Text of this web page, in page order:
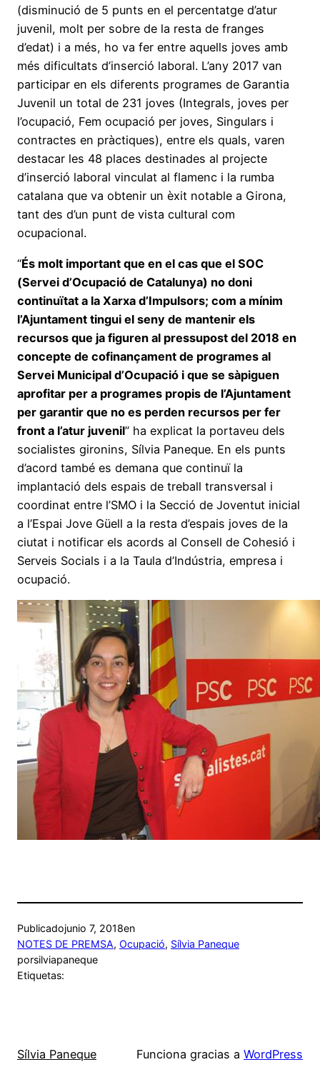
(disminució de 5 punts en el percentatge d’atur
juvenil, molt per sobre de la resta de franges
d’edat) i a més, ho va fer entre aquells joves amb
més dificultats d’inserció laboral. L’any 2017 van
participar en els diferents programes de Garantia
Juvenil un total de 231 joves (Integrals, joves per
l’ocupació, Fem ocupació per joves, Singulars i
contractes en pràctiques), entre els quals, varen
destacar les 48 places destinades al projecte
d’inserció laboral vinculat al flamenc i la rumba
catalana que va obtenir un èxit notable a Girona,
tant des d’un punt de vista cultural com
ocupacional.
“És molt important que en el cas que el SOC
(Servei d’Ocupació de Catalunya) no doni
continuïtat a la Xarxa d’Impulsors; com a mínim
l’Ajuntament tingui el seny de mantenir els
recursos que ja figuren al pressupost del 2018 en
concepte de cofinançament de programes al
Servei Municipal d’Ocupació i que se sàpiguen
aprofitar per a programes propis de l’Ajuntament
per garantir que no es perden recursos per fer
front a l’atur juvenil” ha explicat la portaveu dels
socialistes gironins, Sílvia Paneque. En els punts
d’acord també es demana que continuï la
implantació dels espais de treball transversal i
coordinat entre l’SMO i la Secció de Joventut inicial
a l’Espai Jove Güell a la resta d’espais joves de la
ciutat i notificar els acords al Consell de Cohesió i
Serveis Socials i a la Taula d’Indústria, empresa i
ocupació.
Publicadojunio 7, 2018en
NOTES DE PREMSA, Ocupació, Sílvia Paneque
porsilviapaneque
Etiquetas:
Sílvia Paneque Funciona gracias a WordPress